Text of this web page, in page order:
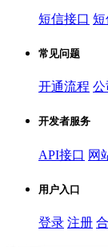
短信接口 短
常见问题
开通流程 公
开发者服务
API接口 网
用户入口
登录 注册